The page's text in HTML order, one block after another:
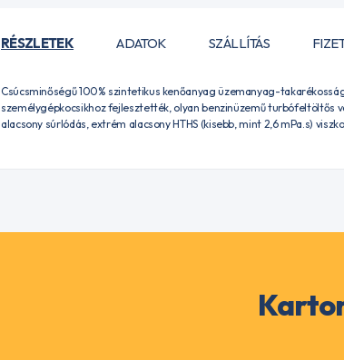
RÉSZLETEK ADATOK SZÁLLÍTÁS
Csúcsminőségű 100% szintetikus kenőanyag üzemanyag-
személygépkocsikhoz fejlesztették, olyan benzinüzemű turbófeltöltős
alacsony súrlódás, extrém alacsony HTHS (kisebb, mint 2,6 mPa.s)